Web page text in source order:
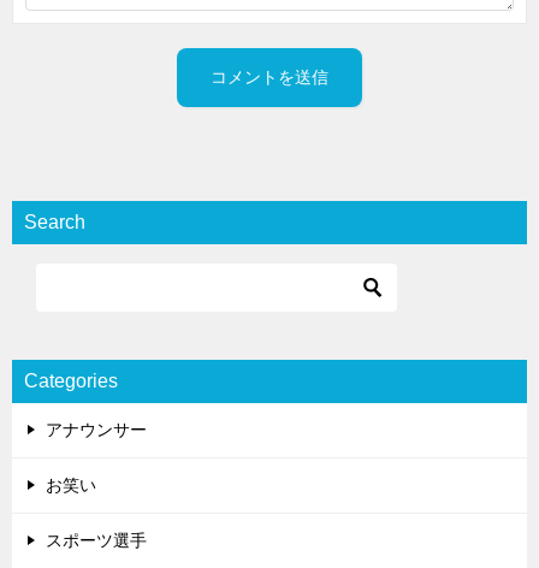
Search
Categories
アナウンサー
お笑い
スポーツ選手